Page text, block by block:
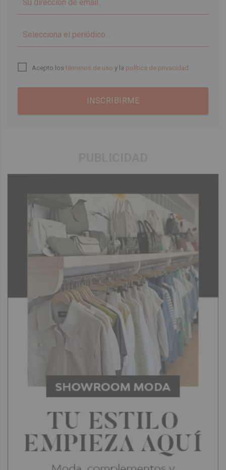
Acepto lostérminos de uso y la política de privacidad
INSCRIBIRME